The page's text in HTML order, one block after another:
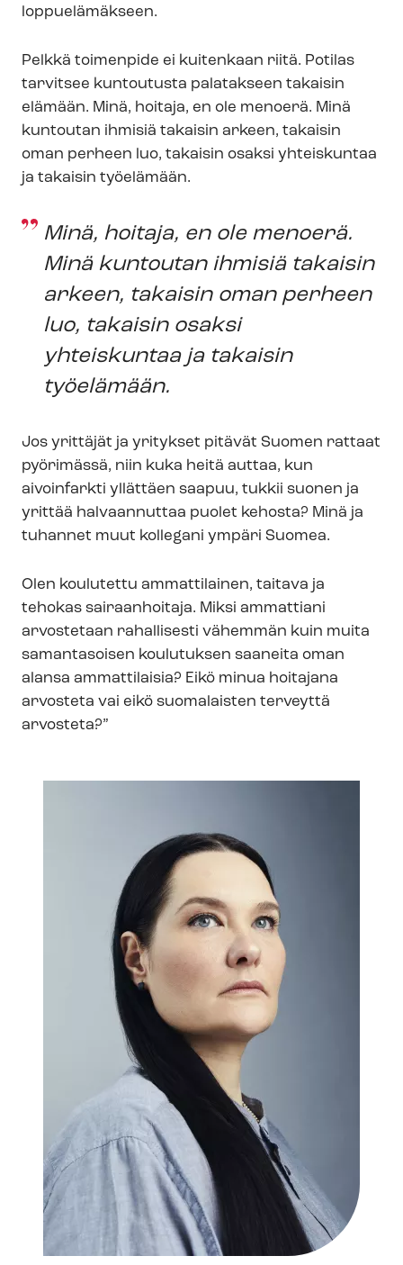
loppuelämäkseen.
Pelkkä toimenpide ei kuitenkaan riitä. Potilas
tarvitsee kuntoutusta palatakseen takaisin
elämään. Minä, hoitaja, en ole menoerä. Minä
kuntoutan ihmisiä takaisin arkeen, takaisin
oman perheen luo, takaisin osaksi yhteiskuntaa
ja takaisin työelämään.
Minä, hoitaja, en ole menoerä.
Minä kuntoutan ihmisiä takaisin
arkeen, takaisin oman perheen
luo, takaisin osaksi
yhteiskuntaa ja takaisin
työelämään.
Jos yrittäjät ja yritykset pitävät Suomen rattaat
pyörimässä, niin kuka heitä auttaa, kun
aivoinfarkti yllättäen saapuu, tukkii suonen ja
yrittää halvaannuttaa puolet kehosta? Minä ja
tuhannet muut kollegani ympäri Suomea.
Olen koulutettu ammattilainen, taitava ja
tehokas sairaanhoitaja. Miksi ammattiani
arvostetaan rahallisesti vähemmän kuin muita
samantasoisen koulutuksen saaneita oman
alansa ammattilaisia? Eikö minua hoitajana
arvosteta vai eikö suomalaisten terveyttä
arvosteta?”